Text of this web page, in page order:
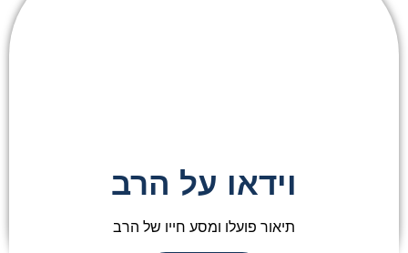
וידאו על הרב
תיאור פועלו ומסע חייו של הרב